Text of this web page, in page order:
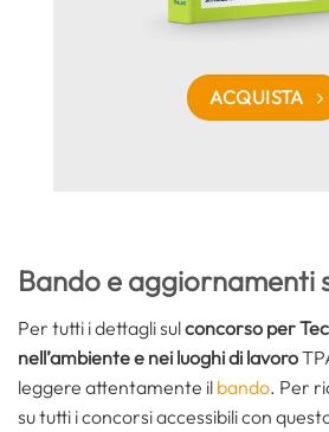
ACQUISTA
Bando e aggiornamenti
Per tutti i dettagli sulconcorso per
nell’ambiente e nei luoghi di lavoro
leggere attentamente il bando. Per
su tutti i concorsi accessibili con